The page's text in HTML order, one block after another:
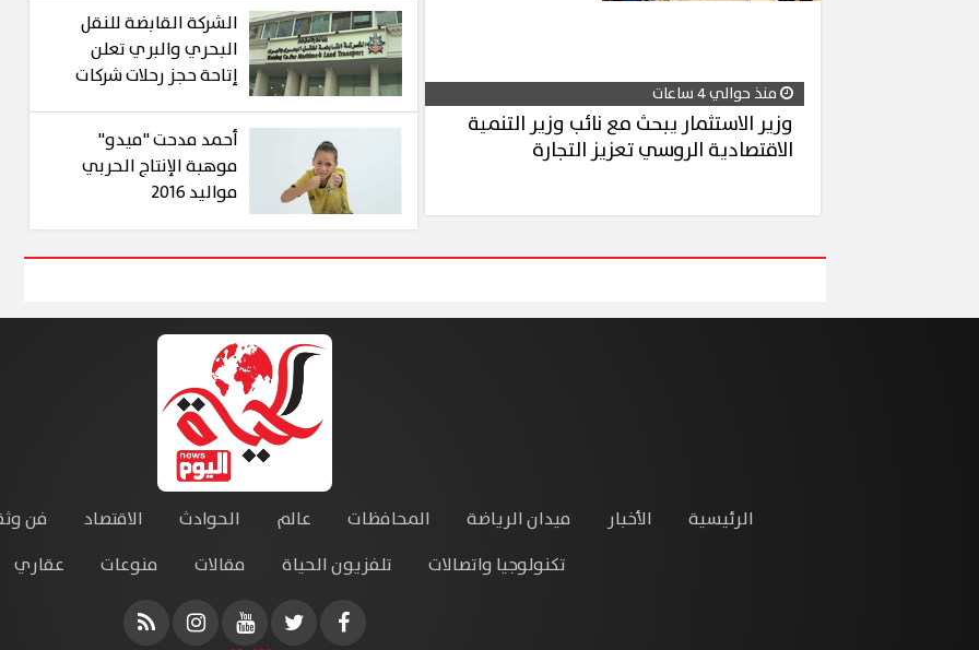
منذ حوالي 4 ساعات
وزير الاستثمار يبحث مع نائب وزير التنمية
الاقتصادية الروسي تعزيز التجارة
الشركة القابضة للنقل
البحري والبري تعلن
إتاحة حجز رحلات شركات
إلكترونيًا عبر تطبيق
«سهل»
أحمد مدحت "ميدو"
موهبة الإنتاج الحربي
مواليد 2016
الرئيسية الأخبار ميدان الرياضة المحافظات عالم الحوادث الاقتصاد فن
تكنولوجيا واتصالات
تلفزيون الحياة مقالات منوعات عقاري